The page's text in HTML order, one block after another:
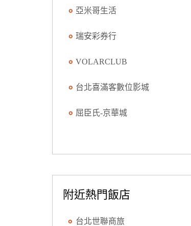
亞米哥生活
瑞安彩券行
VOLARCLUB
台北喜滿客數位影城
屈臣氏-京華城
附近熱門飯店
台北世聯商旅